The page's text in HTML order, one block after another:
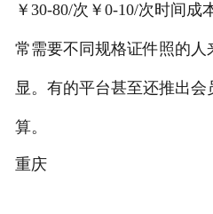
￥30-80/次￥0-10/次时间成
常需要不同规格证件照的人
显。有的平台甚至还推出会
算。
重庆